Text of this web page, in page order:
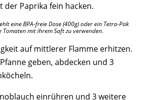
der Paprika fein hacken.
eine BPA-freie Dose (400g) oder ein Tetra-Pak
Tomaten mit ihrem Saft zu verwenden.
auf mittlerer Flamme erhitzen.
geben, abdecken und 3
einrühren und 3 weitere